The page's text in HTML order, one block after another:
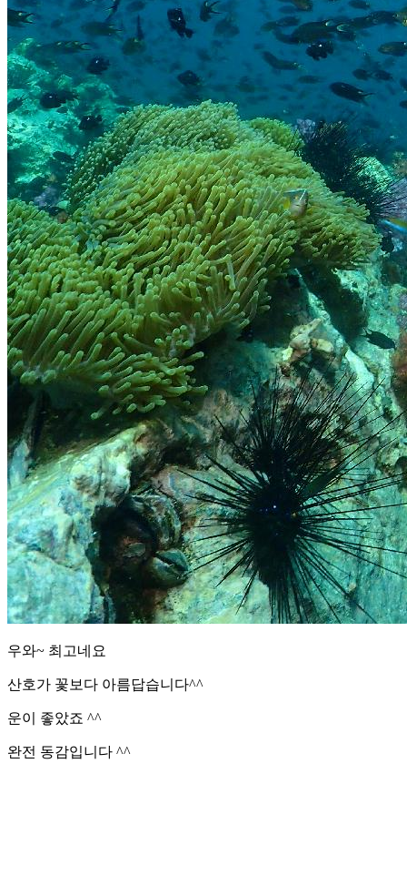
우와~ 최고네요
산호가 꽃보다 아름답습니다^^
운이 좋았죠 ^^
완전 동감입니다 ^^